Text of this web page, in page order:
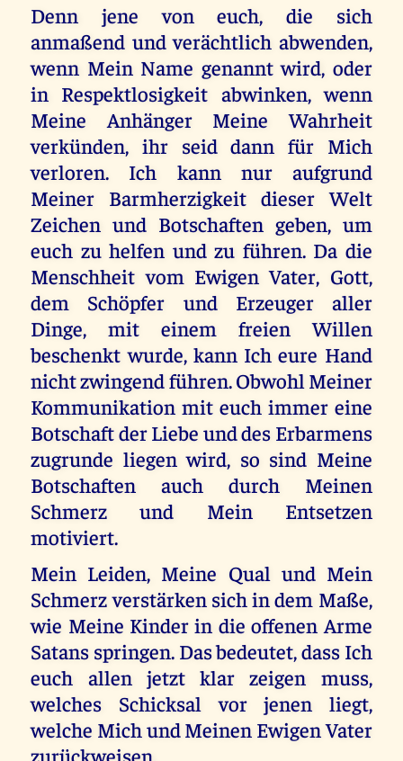
Denn jene von euch, die sich
anmaßend und verächtlich abwenden,
wenn Mein Name genannt wird, oder
in Respektlosigkeit abwinken, wenn
Meine Anhänger Meine Wahrheit
verkünden, ihr seid dann für Mich
verloren. Ich kann nur aufgrund
Meiner Barmherzigkeit dieser Welt
Zeichen und Botschaften geben, um
euch zu helfen und zu führen. Da die
Menschheit vom Ewigen Vater, Gott,
dem Schöpfer und Erzeuger aller
Dinge, mit einem freien Willen
beschenkt wurde, kann Ich eure Hand
nicht zwingend führen. Obwohl Meiner
Kommunikation mit euch immer eine
Botschaft der Liebe und des Erbarmens
zugrunde liegen wird, so sind Meine
Botschaften auch durch Meinen
Schmerz und Mein Entsetzen
motiviert.
Mein Leiden, Meine Qual und Mein
Schmerz verstärken sich in dem Maße,
wie Meine Kinder in die offenen Arme
Satans springen. Das bedeutet, dass Ich
euch allen jetzt klar zeigen muss,
welches Schicksal vor jenen liegt,
welche Mich und Meinen Ewigen Vater
zurückweisen.